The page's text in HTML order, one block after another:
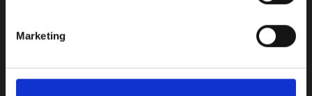
Marketing
Winkelwagen
Contact